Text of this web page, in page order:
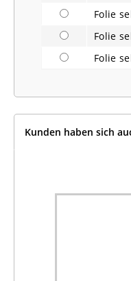
Folie
Folie
Folie
Kunden haben sich